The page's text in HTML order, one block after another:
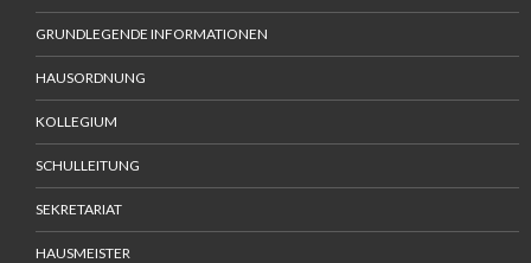
GRUNDLEGENDE INFORMATIONEN
HAUSORDNUNG
KOLLEGIUM
SCHULLEITUNG
SEKRETARIAT
HAUSMEISTER